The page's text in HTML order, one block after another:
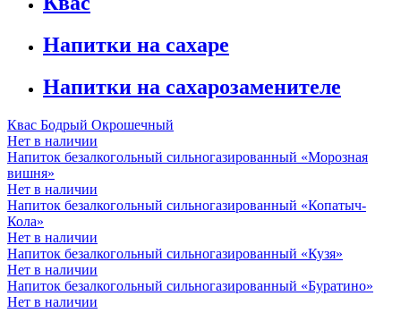
Напитки на сахаре
Напитки на сахарозаменителе
Квас Бодрый Окрошечный
Нет в наличии
Напиток безалкогольный сильногазированный «Морозная
вишня»
Нет в наличии
Напиток безалкогольный сильногазированный «Копатыч-
Кола»
Нет в наличии
Напиток безалкогольный сильногазированный «Кузя»
Нет в наличии
Напиток безалкогольный сильногазированный «Буратино»
Нет в наличии